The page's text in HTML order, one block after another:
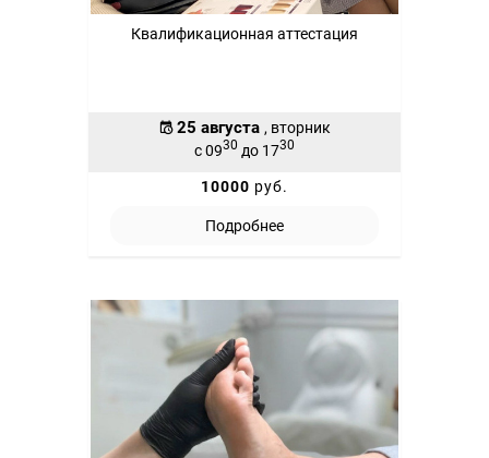
Квалификационная аттестация
25 августа , вторник
с 0930 до 1730
10000 руб.
Подробнее